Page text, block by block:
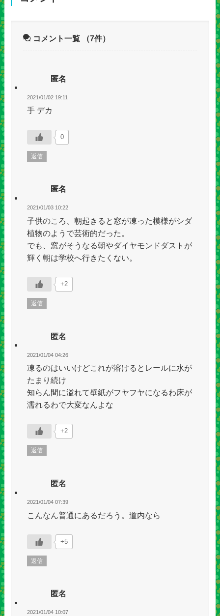
コメント一覧 （7件）
匿名
2021/01/02 19:11
手 デカ
0
返信
匿名
2021/01/03 10:22
子供のころ、朝起きると窓が凍った模様がシダ
植物のようで芸術的だった。
でも、窓がそうなる朝やダイヤモンドダストが
輝く朝は学校へ行きたくない。
+2
返信
匿名
2021/01/04 04:26
凍るのはいいけどこれが溶けるとレールに水が
たまり続け
知らん間に溢れて壁紙がフヤフヤになるわ床が
濡れるわで大変なんよな
+2
返信
匿名
2021/01/04 07:39
こんなん普通にあるだろう。道内なら
+5
返信
匿名
2021/01/04 10:07